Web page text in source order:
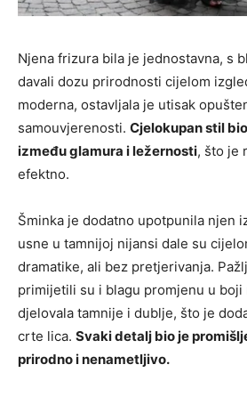
Njena frizura bila je jednostavna, s
davali dozu prirodnosti cijelom
moderna, ostavljala je utisak
samouvjerenosti. Cjelokupan stil
između glamura i ležernosti, što je
efektno.
Šminka je dodatno upotpunila njen
usne u tamnijoj nijansi dale su
dramatike, ali bez pretjerivanja.
primijetili su i blagu promjenu u boji
djelovala tamnije i dublje, što je
crte lica. Svaki detalj bio je
prirodno i nenametljivo.